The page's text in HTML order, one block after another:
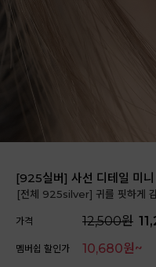
[925실버] 사선 디테일 미니
[전체 925silver] 귀를 핏하게
가격 12,500원
멤버쉽 할인가 10,680원~